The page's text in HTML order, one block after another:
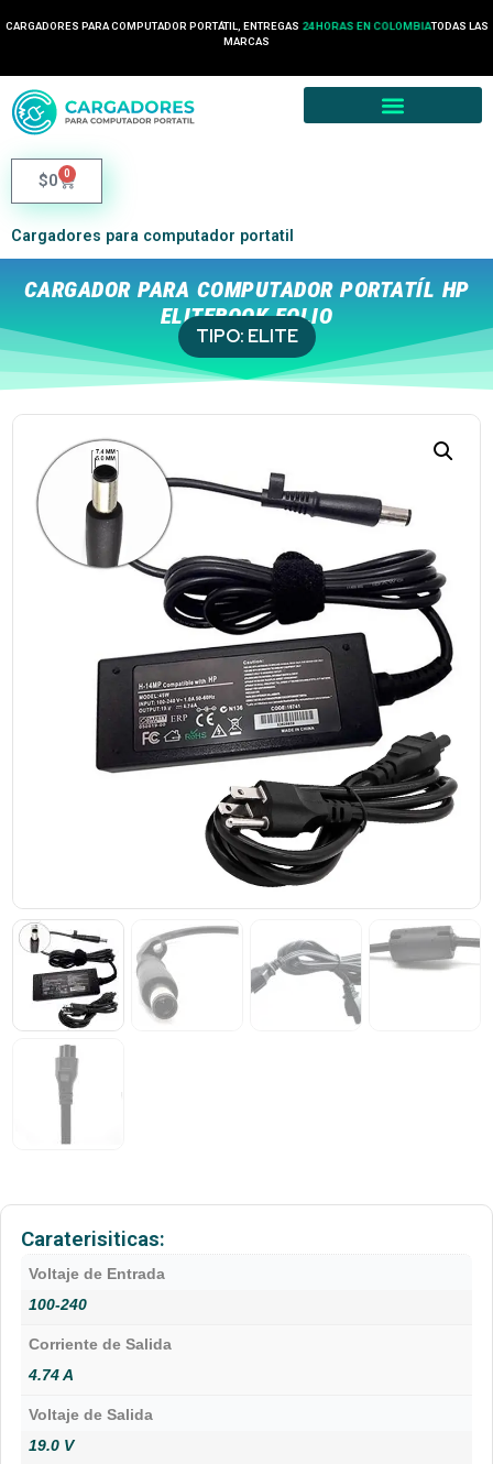
CARGADORES PARA COMPUTADOR PORTÁTIL, ENTREGAS 24 HORAS EN COLOMBIATODAS LAS
MARCAS
$0 0
Cargadores para computador portatil
CARGADOR PARA COMPUTADOR PORTATÍL HP
ELITEBOOK FOLIO
TIPO: ELITE
Caraterisiticas:
Voltaje de Entrada
100-240
Corriente de Salida
4.74 A
Voltaje de Salida
19.0 V